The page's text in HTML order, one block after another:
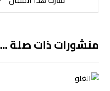
منشورات ذات صلة ...